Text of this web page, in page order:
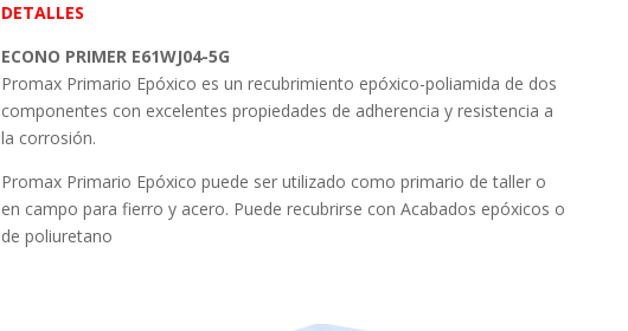
DETALLES
ECONO PRIMER E61WJ04-5G
Promax Primario Epóxico es un recubrimiento epóxico-poliamida de dos
componentes con excelentes propiedades de adherencia y resistencia a
la corrosión.
Promax Primario Epóxico puede ser utilizado como primario de taller o
en campo para fierro y acero. Puede recubrirse con Acabados epóxicos o
de poliuretano